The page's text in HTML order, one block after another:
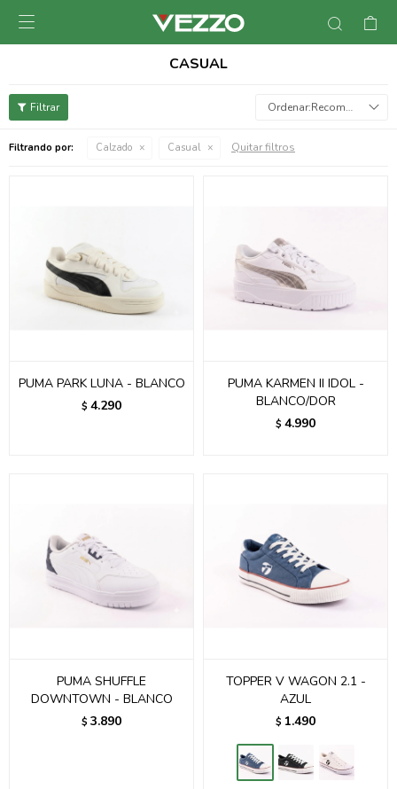

CASUAL
Recomendados
Filtrando por: Calzado Casual Quitar filtros
PUMA PARK LUNA - BLANCO
$ 4.290
PUMA KARMEN II IDOL -
BLANCO/DOR
$ 4.990
PUMA SHUFFLE
DOWNTOWN - BLANCO
$ 3.890
TOPPER V WAGON 2.1 -
AZUL
$ 1.490